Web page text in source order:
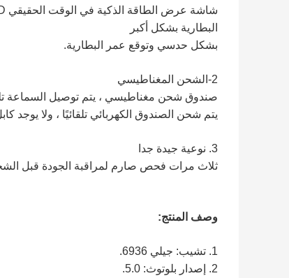
البطارية بشكل أكبر
بشكل حدسي وتوقع عمر البطارية.
2-الشحن المغناطيسي
صندوق شحن مغناطيسي ، يتم توصيل السماعة
يتم شحن الصندوق الكهربائي تلقائيًا ، ولا يوجد
3. نوعية جيدة جدا
ثلاث مرات فحص صارم لمراقبة الجودة قبل
وصف المنتج:
1. تشيب: جيلي 6936.
2. إصدار بلوتوث: 5.0.